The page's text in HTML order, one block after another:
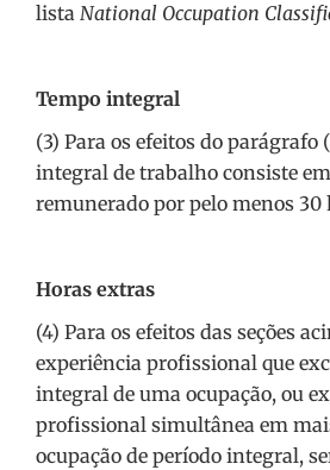
lista National Occupation
Tempo integral
(3) Para os efeitos do parágrafo
integral de trabalho consiste
remunerado por pelo menos 30
Horas extras
(4) Para os efeitos das seções
experiência profissional que
integral de uma ocupação, ou
profissional simultânea em
ocupação de período integral,